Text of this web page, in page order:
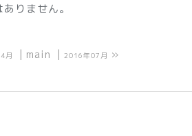
りません。
月 main 2016年07月 »